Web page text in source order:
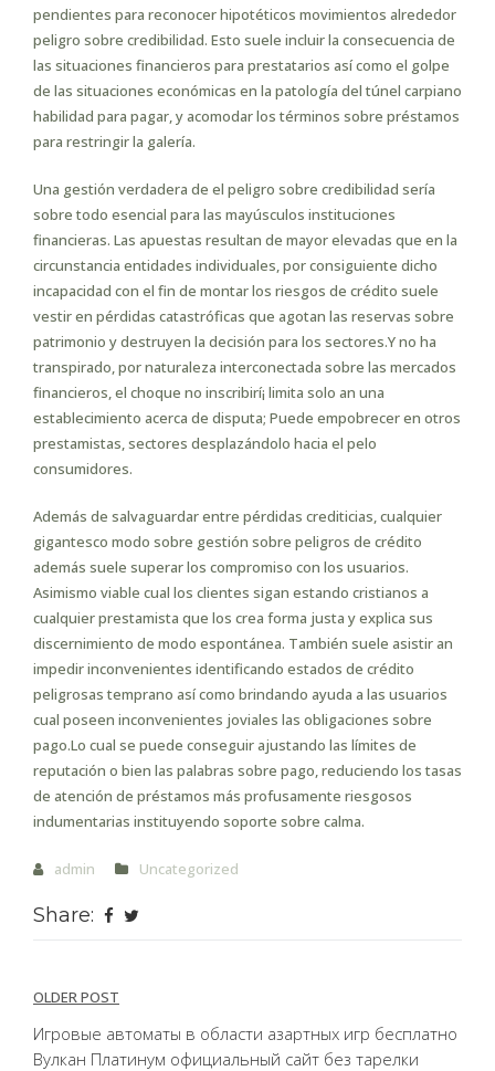
pendientes para reconocer hipotéticos movimientos alrededor
peligro sobre credibilidad. Esto suele incluir la consecuencia de
las situaciones financieros para prestatarios así­ como el golpe
de las situaciones económicas en la patologí­a del túnel carpiano
habilidad para pagar, y acomodar los términos sobre préstamos
para restringir la galería.
Una gestión verdadera de el peligro sobre credibilidad serí­a
sobre todo esencial para las mayúsculos instituciones
financieras. Las apuestas resultan de mayor elevadas que en la
circunstancia entidades individuales, por consiguiente dicho
incapacidad con el fin de montar los riesgos de crédito suele
vestir en pérdidas catastróficas que agotan las reservas sobre
patrimonio y destruyen la decisión para los sectores.Y no ha
transpirado, por naturaleza interconectada sobre las mercados
financieros, el choque no inscribirí¡ limita solo an una
establecimiento acerca de disputa; Puede empobrecer en otros
prestamistas, sectores desplazándolo hacia el pelo
consumidores.
Además de salvaguardar entre pérdidas crediticias, cualquier
gigantesco modo sobre gestión sobre peligros de crédito
además suele superar los compromiso con los usuarios.
Asimismo viable cual los clientes sigan estando cristianos a
cualquier prestamista que los crea forma justa y explica sus
discernimiento de modo espontánea. También suele asistir an
impedir inconvenientes identificando estados de crédito
peligrosas temprano así­ como brindando ayuda a las usuarios
cual poseen inconvenientes joviales las obligaciones sobre
pago.Lo cual se puede conseguir ajustando las límites de
reputación o bien las palabras sobre pago, reduciendo los tasas
de atención de préstamos más profusamente riesgosos
indumentarias instituyendo soporte sobre calma.
admin Uncategorized
Share:
Post
navigation
OLDER POST
Игровые автоматы в области азартных игр бесплатно
Вулкан Платинум официальный сайт без тарелки